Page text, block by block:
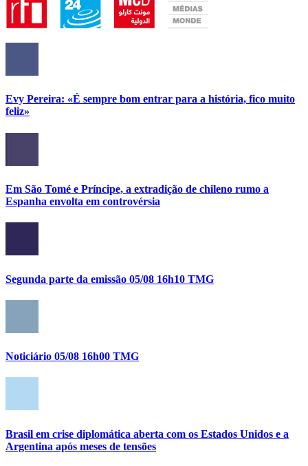
Evy Pereira: «É sempre bom entrar para a história, fico muito
feliz»
Em São Tomé e Príncipe, a extradição de chileno rumo a
Espanha envolta em controvérsia
Segunda parte da emissão 05/08 16h10 TMG
Noticiário 05/08 16h00 TMG
Brasil em crise diplomática aberta com os Estados Unidos e a
Argentina após meses de tensões